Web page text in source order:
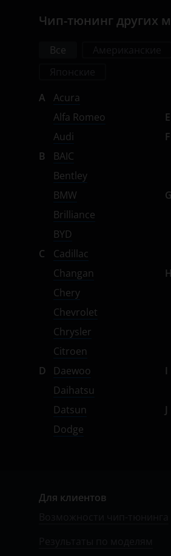
Suzuki
Tank
Volkswagen
Volvo
Vortex
Zotye
ZX
ВАЗ (LADA)
ГАЗ
ЗАЗ
УАЗ
Чип-тюнинг других
Все
A
Acura
Alfa Romeo
Audi
B
BAIC
Bentley
BMW
Brilliance
BYD
C
Cadillac
Changan
Chery
Chevrolet
Chrysler
Citroen
D
Daewoo
Daihatsu
Datsun
Dodge
E
F
G
H
I
J
Для клиентов